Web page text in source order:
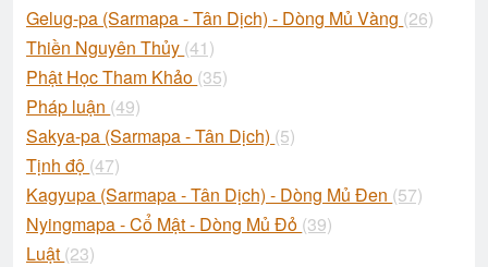
Gelug-pa (Sarmapa - Tân Dịch) - Dòng Mủ Vàng (26)
Thiền Nguyên Thủy (41)
Phật Học Tham Khảo (35)
Pháp luận (49)
Sakya-pa (Sarmapa - Tân Dịch) (5)
Tịnh độ (47)
Kagyupa (Sarmapa - Tân Dịch) - Dòng Mủ Đen (57)
Nyingmapa - Cổ Mật - Dòng Mủ Đỏ (39)
Luật (23)